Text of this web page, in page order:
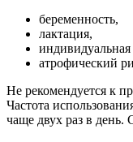
беременность,
лактация,
атрофический
Не рекомендуется к
Частота
чаще двух раз в день.